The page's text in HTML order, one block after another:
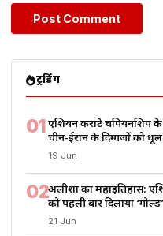
ट्रेंडिंग
01एशियन कराटे चैंपियनशिप
चीन-ईरान के दिग्गजों को
19 Jun
02अलीशा का महाइतिहास:
को पहली बार दिलाया
21 Jun